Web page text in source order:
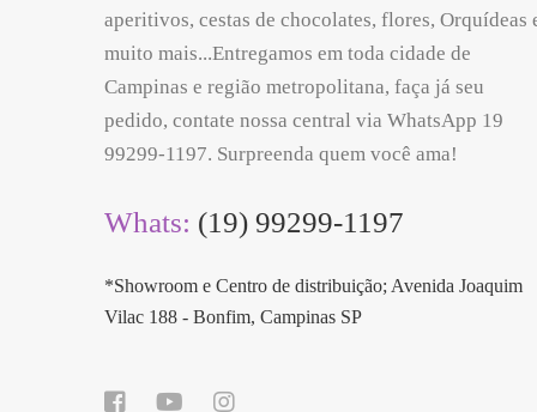
aperitivos, cestas de chocolates, flores, Orquídeas
muito mais...Entregamos em toda cidade de
Campinas e região metropolitana, faça já seu
pedido, contate nossa central via WhatsApp 19
99299-1197. Surpreenda quem você ama!
Whats: (19) 99299-1197
*Showroom e Centro de distribuição; Avenida Joaquim
Vilac 188 - Bonfim, Campinas SP